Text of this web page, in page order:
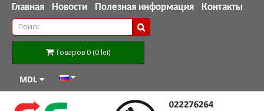
Главная Новости Полезная информация Контакты
Товаров 0 (0 lei)
MDL